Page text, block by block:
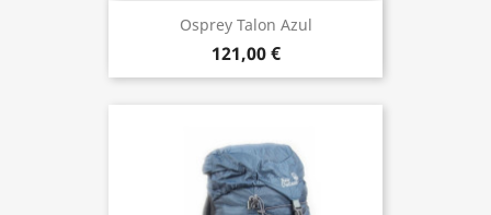
Osprey Talon Azul
121,00 €